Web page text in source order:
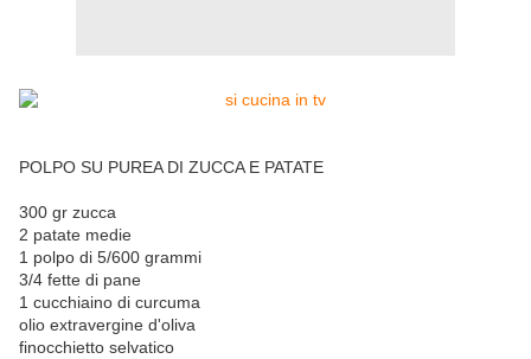
POLPO SU PUREA DI ZUCCA E PATATE
300 gr zucca
2 patate medie
1 polpo di 5/600 grammi
3/4 fette di pane
1 cucchiaino di curcuma
olio extravergine d'oliva
finocchietto selvatico